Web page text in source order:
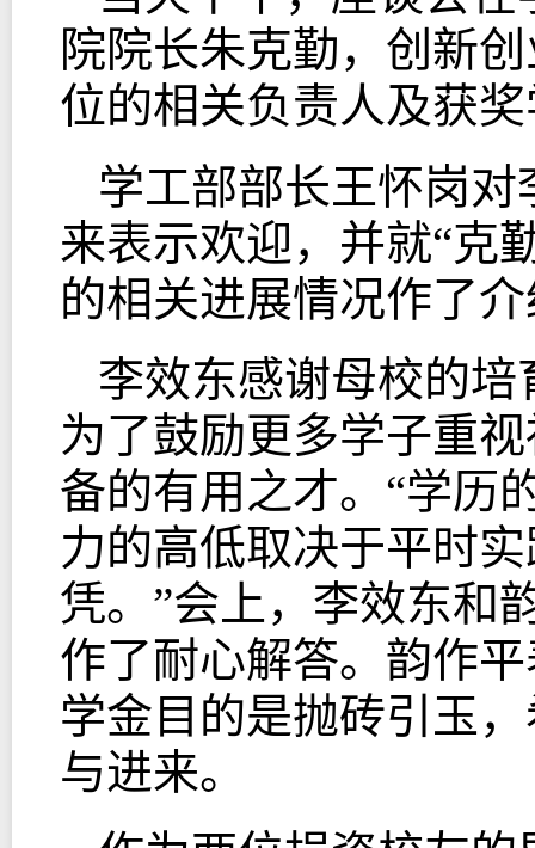
院院长朱克勤，创新
位的相关负责人及获
学工部部长王怀岗
来表示欢迎，并就“克
的相关进展情况作了
李效东感谢母校的
为了鼓励更多学子重
备的有用之才。“学历
力的高低取决于平时
凭。”会上，李效东和
作了耐心解答。韵作
学金目的是抛砖引玉
与进来。